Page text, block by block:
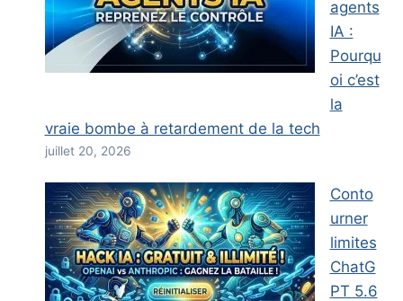
agents
IA :
Pourqu
oi c’est
la
vraie bombe à retardement de la tech
juillet 20, 2026
Conto
urner
limites
ChatG
PT 5.6